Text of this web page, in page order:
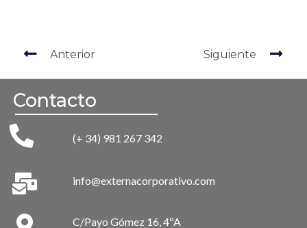
Anterior Siguiente
Contacto
(+ 34) 981 267 342
info@externacorporativo.com
C/Payo Gómez 16, 4ºA